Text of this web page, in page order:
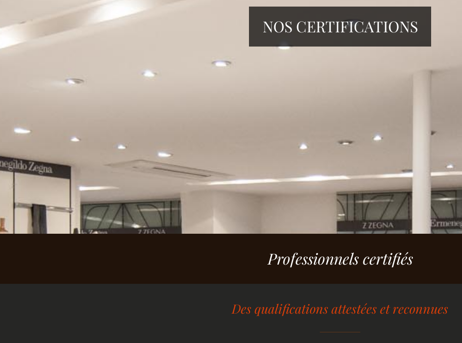
NOS CERTIFICATIONS
Professionnels certifiés
Des qualifications attestées et reconnues